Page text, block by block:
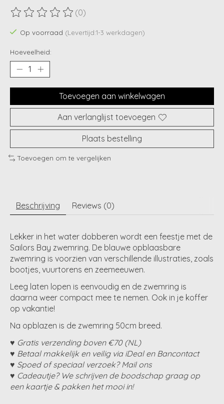
De beoordeling van dit product is
(0)
Op voorraad (Levertijd:1-3 werkdagen)
Hoeveelheid:
Toevoegen aan winkelwagen
Aan verlanglijst toevoegen
Plaats bestelling
Toevoegen om te vergelijken
Beschrijving Reviews (0)
Lekker in het water dobberen wordt een feestje met de
Sailors Bay zwemring. De blauwe opblaasbare
zwemring is voorzien van verschillende illustraties, zoals
bootjes, vuurtorens en zeemeeuwen.
Leeg laten lopen is eenvoudig en de zwemring is
daarna weer compact mee te nemen. Ook in je koffer
op vakantie!
Na opblazen is de zwemring 50cm breed.
♥ Gratis verzending boven €70 (NL)
♥ Betaal makkelijk en veilig via iDeal en Bancontact
♥ Spoed of speciaal verzoek? Mail ons
♥ Cadeautje? We schrijven de boodschap graag op
een kaartje & pakken het mooi in!